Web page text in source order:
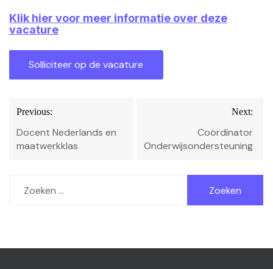
Klik hier voor meer informatie over deze
vacature
Bericht
navigatie
Previous:
Docent Nederlands en
maatwerkklas
Next:
Coördinator
Onderwijsondersteuning
naar: